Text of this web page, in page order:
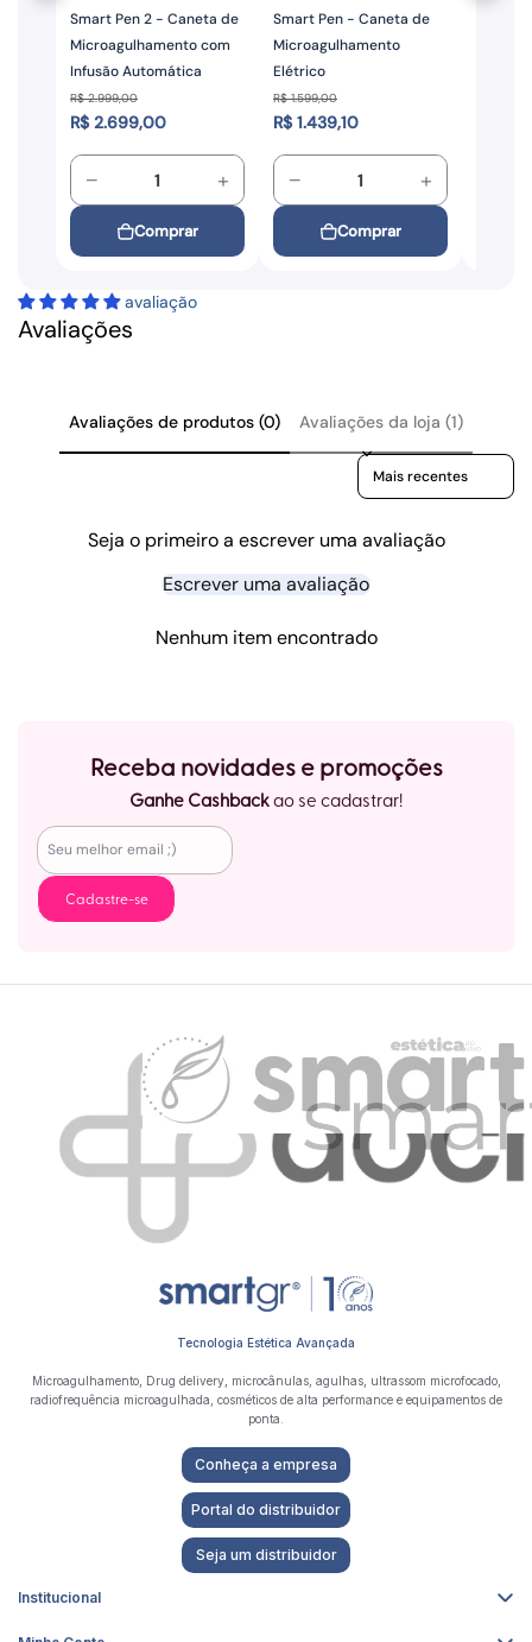
Smart Pen 2 - Caneta de
Microagulhamento com
Infusão Automática
Preço de venda
R$ 2.999,00
Preço normal
R$ 2.699,00
− +
Comprar
Smart Pen - Caneta de
Microagulhamento
Elétrico
Preço de venda
R$ 1.599,00
Preço normal
R$ 1.439,10
− +
Comprar
avaliação
Avaliações
Avaliações de produtos (0) Avaliações da loja (1)
Sort reviews by
Seja o primeiro a escrever uma avaliação
Escrever uma avaliação
Nenhum item encontrado
Receba novidades e promoções
Ganhe Cashback ao se cadastrar!
Cadastre-se
Tecnologia Estética Avançada
Microagulhamento, Drug delivery, microcânulas, agulhas, ultrassom microfocado,
radiofrequência microagulhada, cosméticos de alta performance e equipamentos de
ponta.
Conheça a empresa
Portal do distribuidor
Seja um distribuidor
Institucional